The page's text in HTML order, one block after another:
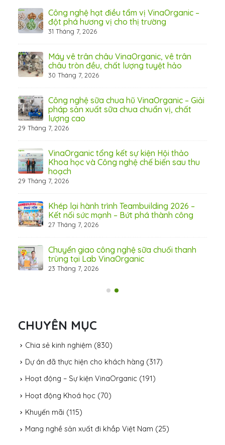
Công nghệ hạt điều tẩm vị VinaOrganic –
đột phá hương vị cho thị trường
31 Tháng 7, 2026
Máy vê trân châu VinaOrganic, vê trân
châu tròn đều, chất lượng tuyệt hảo
30 Tháng 7, 2026
Công nghệ sữa chua hũ VinaOrganic – Giải
pháp sản xuất sữa chua chuẩn vị, chất
lượng cao
29 Tháng 7, 2026
VinaOrganic tổng kết sự kiện Hội thảo
Khoa học và Công nghệ chế biến sau thu
hoạch
29 Tháng 7, 2026
Khép lại hành trình Teambuilding 2026 –
Kết nối sức mạnh – Bứt phá thành công
27 Tháng 7, 2026
Chuyển giao công nghệ sữa chuối thanh
trùng tại Lab VinaOrganic
23 Tháng 7, 2026
CHUYÊN MỤC
Chia sẻ kinh nghiệm (830)
Dự án đã thực hiện cho khách hàng (317)
Hoạt động – Sự kiện VinaOrganic (191)
Hoạt động Khoá học (70)
Khuyến mãi (115)
Mang nghề sản xuất đi khắp Việt Nam (25)